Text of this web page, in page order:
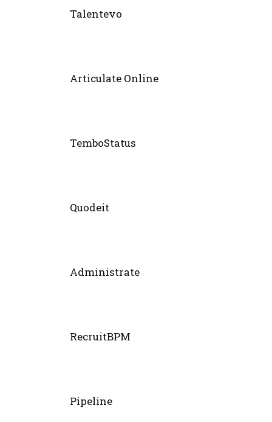
Talentevo
Articulate Online
TemboStatus
Quodeit
Administrate
RecruitBPM
Pipeline